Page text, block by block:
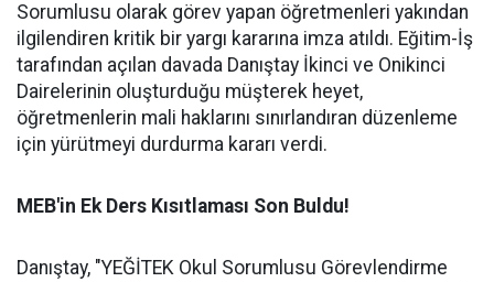
Sorumlusu olarak görev yapan öğretmenleri yakından
ilgilendiren kritik bir yargı kararına imza atıldı. Eğitim-İş
tarafından açılan davada Danıştay İkinci ve Onikinci
Dairelerinin oluşturduğu müşterek heyet,
öğretmenlerin mali haklarını sınırlandıran düzenleme
için yürütmeyi durdurma kararı verdi.
MEB'in Ek Ders Kısıtlaması Son Buldu!
Danıştay, "YEĞİTEK Okul Sorumlusu Görevlendirme